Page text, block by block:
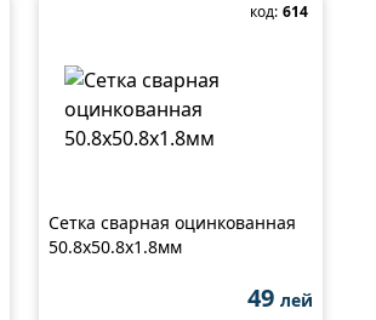
код: 614
Сетка сварная оцинкованная
50.8x50.8x1.8мм
49 лей